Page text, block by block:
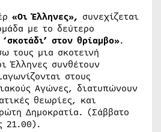
«Οι Έλληνες», συνεχίζεται
με το δεύτερο
στον θρίαμβο».
τους μια σκοτεινή
Έλληνες συνθέτουν
στους
Αγώνες, διατυπώνουν
θεωρίες, και
Δημοκρατία. (Σάββατο
21.00).